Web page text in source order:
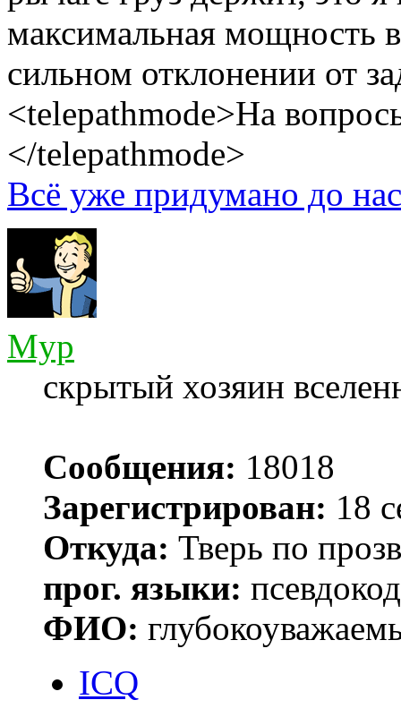
максимальная мощность
сильном отклонении от
<telepathmode>На
</telepathmode>
Всё уже придумано до
Myp
скрытый хозяин
Сообщения: 18018
Зарегистрирован: 18
Откуда: Тверь по
прог. языки:
ФИО:
ICQ